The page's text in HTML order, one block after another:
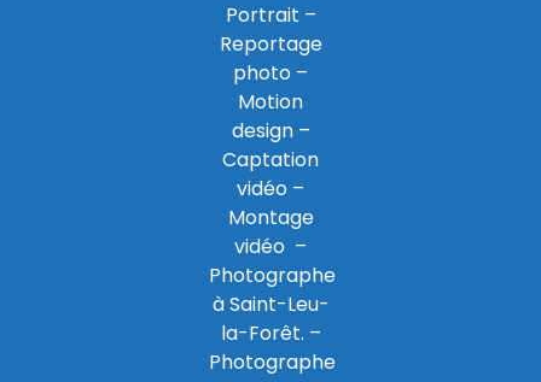
Portrait –
Reportage
photo –
Motion
design –
Captation
vidéo –
Montage
vidéo –
Photographe
à Saint-Leu-
la-Forêt. –
Photographe